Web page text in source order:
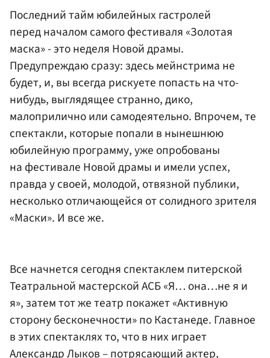
Последний тайм юбилейных гастролей
перед началом самого фестиваля «Золотая
маска» - это неделя Новой драмы.
Предупреждаю сразу: здесь мейнстрима не
будет, и, вы всегда рискуете попасть на что-
нибудь, выглядящее странно, дико,
малоприлично или самодеятельно. Впрочем, те
спектакли, которые попали в нынешнюю
юбилейную программу, уже опробованы
на фестивале Новой драмы и имели успех,
правда у своей, молодой, отвязной публики,
несколько отличающейся от солидного зрителя
«Маски». И все же.
Все начнется сегодня спектаклем питерской
Театральной мастерской АСБ «Я… она…не я и
я», затем тот же театр покажет «Активную
сторону бесконечности» по Кастанеде. Главное
в этих спектаклях то, что в них играет
АлександрЛыков– потрясающий актер,